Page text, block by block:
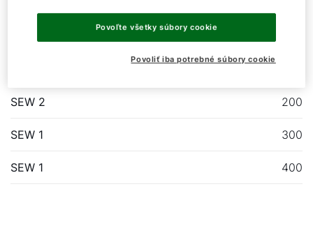
Zásobník na ohrev vody pre tepelné čerpadlo z
ocele s dvojitou ochrannou vrstvou
SEW 2 200
SEW 1 300
SEW 1 400
Povoliť iba potrebné súbory cookie
Povoľte všetky súbory cookie